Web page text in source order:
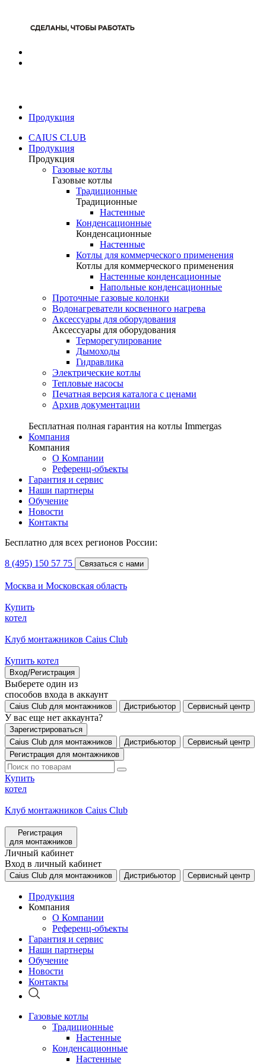
Продукция
CAIUS CLUB
Продукция
Продукция
Газовые котлы
Газовые котлы
Традиционные
Традиционные
Настенные
Конденсационные
Конденсационные
Настенные
Котлы для коммерческого применения
Котлы для коммерческого применения
Настенные конденсационные
Напольные конденсационные
Проточные газовые колонки
Водонагреватели косвенного нагрева
Аксессуары для оборудования
Аксессуары для оборудования
Терморегулирование
Дымоходы
Гидравлика
Электрические котлы
Тепловые насосы
Печатная версия каталога с ценами
Архив документации
Бесплатная полная гарантия на котлы Immergas
Компания
Компания
О Компании
Референц-объекты
Гарантия и сервис
Наши партнеры
Обучение
Новости
Контакты
Бесплатно для всех регионов России:
8 (495) 150 57 75 Связаться с нами
Москва и Московская область
Купить
котел
Клуб монтажников Caius Club
Купить котел
Вход/Регистрация
Выберете один из
способов входа в аккаунт
Caius Club для монтажников Дистрибьютор Сервисный центр
У вас еще нет аккаунта?
Зарегистрироваться
Caius Club для монтажников
Дистрибьютор
Сервисный центр
Регистрация для монтажников
Купить
котел
Клуб монтажников Caius Club
Регистрация
для монтажников
Личный кабинет
Вход в личный кабинет
Caius Club для монтажников Дистрибьютор Сервисный центр
Продукция
Компания
О Компании
Референц-объекты
Гарантия и сервис
Наши партнеры
Обучение
Новости
Контакты
Газовые котлы
Традиционные
Настенные
Конденсационные
Настенные